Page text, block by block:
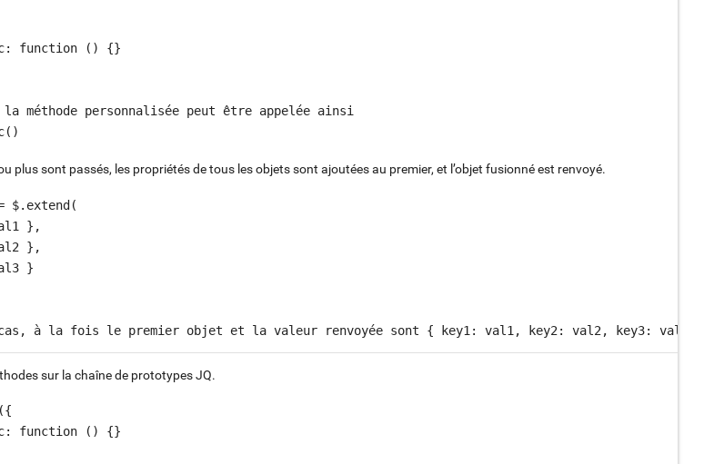
function () {}
méthode personnalisée peut être appelée ainsi
plus sont passés, les propriétés de tous les objets sont ajoutées au premier, et l’objet fusionné est renvoyé.
$.extend(
},
},
}
à la fois le premier objet et la valeur renvoyée sont { key1: val1, key2: val2, key3: val3 }
sur la chaîne de prototypes JQ.
function () {}